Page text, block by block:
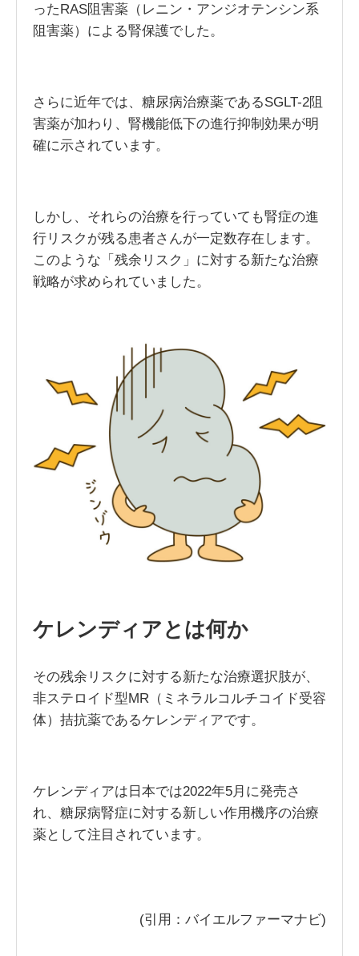
ったRAS阻害薬（レニン・アンジオテンシン系
阻害薬）による腎保護でした。
さらに近年では、糖尿病治療薬であるSGLT-2阻
害薬が加わり、腎機能低下の進行抑制効果が明
確に示されています。
しかし、それらの治療を行っていても腎症の進
行リスクが残る患者さんが一定数存在します。
このような「残余リスク」に対する新たな治療
戦略が求められていました。
ケレンディアとは何か
その残余リスクに対する新たな治療選択肢が、
非ステロイド型MR（ミネラルコルチコイド受容
体）拮抗薬であるケレンディアです。
ケレンディアは日本では2022年5月に発売さ
れ、糖尿病腎症に対する新しい作用機序の治療
薬として注目されています。
(引用：バイエルファーマナビ)